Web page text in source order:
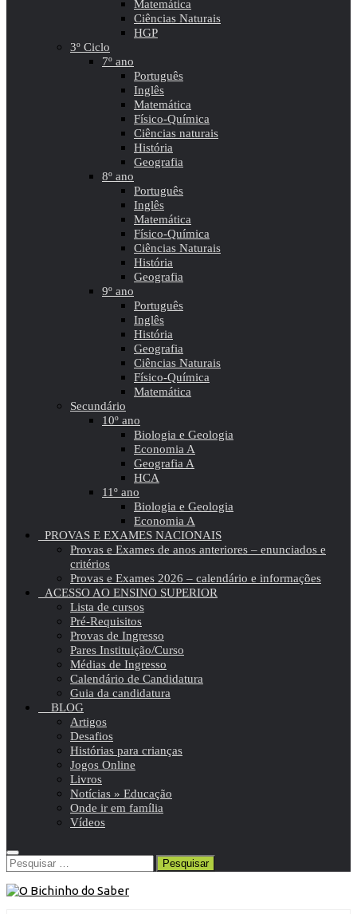
Matemática
Ciências Naturais
HGP
3º Ciclo
7º ano
Português
Inglês
Matemática
Físico-Química
Ciências naturais
História
Geografia
8º ano
Português
Inglês
Matemática
Físico-Química
Ciências Naturais
História
Geografia
9º ano
Português
Inglês
História
Geografia
Ciências Naturais
Físico-Química
Matemática
Secundário
10º ano
Biologia e Geologia
Economia A
Geografia A
HCA
11º ano
Biologia e Geologia
Economia A
PROVAS E EXAMES NACIONAIS
Provas e Exames de anos anteriores – enunciados e
critérios
Provas e Exames 2026 – calendário e informações
ACESSO AO ENSINO SUPERIOR
Lista de cursos
Pré-Requisitos
Provas de Ingresso
Pares Instituição/Curso
Médias de Ingresso
Calendário de Candidatura
Guia da candidatura
BLOG
Artigos
Desafios
Histórias para crianças
Jogos Online
Livros
Notícias » Educação
Onde ir em família
Vídeos
Pesquisar
por: